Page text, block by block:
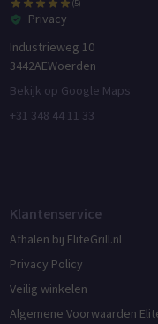
(5)
Privacy
Industrieweg 10
3442AEWoerden
Bekijk op Google Maps
+31 348 44 11 33
Klantenservice
Afhalen bij EliteGrill.nl
Privacy Policy
Veilig winkelen
Algemene Voorwaarden